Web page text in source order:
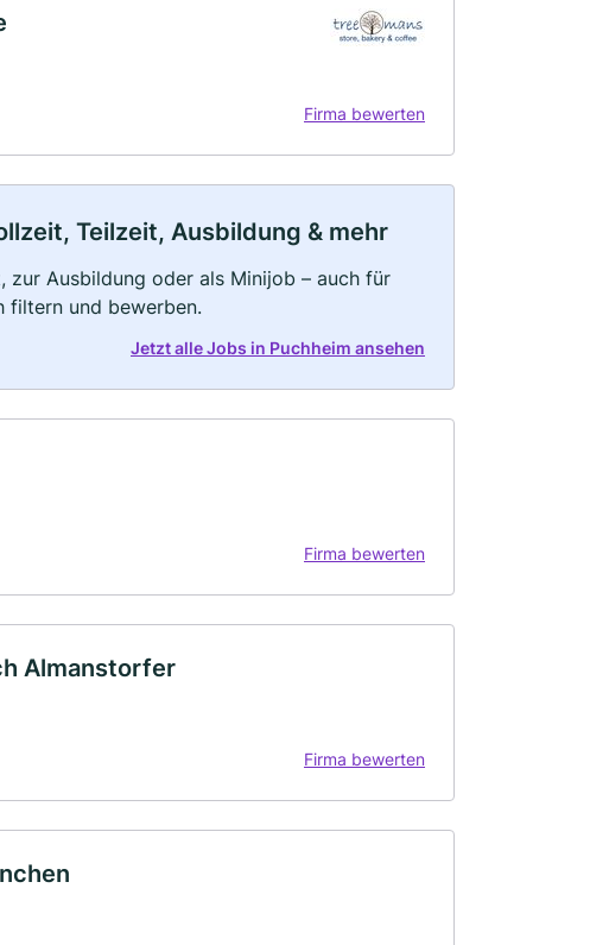
Firma bewerten
Teilzeit, Ausbildung & mehr
Ausbildung oder als Minijob – auch für
filtern und bewerben.
Jetzt alle Jobs in Puchheim ansehen
Firma bewerten
Almanstorfer
Firma bewerten